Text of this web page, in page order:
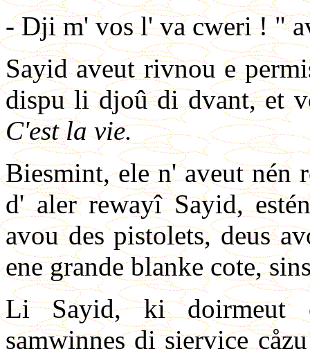
- Dji m' vos l' va cweri ! "
Sayid aveut rivnou e
dispu li djoû di dvant, et
C'est la vie.
Biesmint, ele n' aveut
d' aler rewayî Sayid,
avou des pistolets, deus
ene grande blanke cote,
Li Sayid, ki doirmeut
samwinnes di siervice